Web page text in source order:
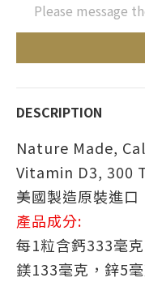
Please message
DESCRIPTION
Nature Made,
Vitamin D3, 300
美國製造原裝進口
產品成分:
每1粒含鈣333毫
鎂133毫克，鋅5